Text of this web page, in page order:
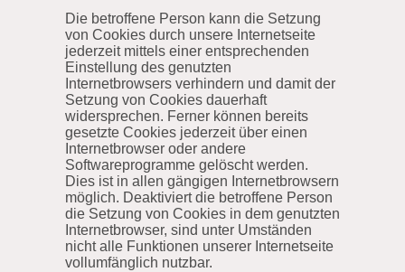
Die betroffene Person kann die Setzung
von Cookies durch unsere Internetseite
jederzeit mittels einer entsprechenden
Einstellung des genutzten
Internetbrowsers verhindern und damit der
Setzung von Cookies dauerhaft
widersprechen. Ferner können bereits
gesetzte Cookies jederzeit über einen
Internetbrowser oder andere
Softwareprogramme gelöscht werden.
Dies ist in allen gängigen Internetbrowsern
möglich. Deaktiviert die betroffene Person
die Setzung von Cookies in dem genutzten
Internetbrowser, sind unter Umständen
nicht alle Funktionen unserer Internetseite
vollumfänglich nutzbar.